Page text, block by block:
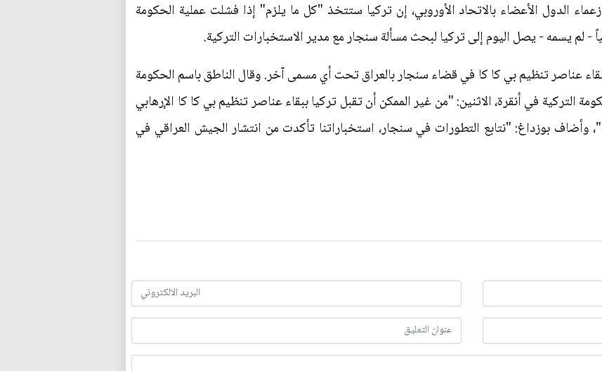
الدول الأعضاء بالاتحاد الأوروبي، إن تركيا ستتخذ "كل ما يلزم" إذا فشلت عملية الحكومة
- لم يسمه - يصل اليوم إلى تركيا لبحث مسألة سنجار مع مدير الاستخبارات التركية.
عناصر تنظيم بي كا كا في قضاء سنجار بالعراق تحت أي مسمى آخر. وقال الناطق باسم الحكومة
في أنقرة، الاثنين: "من غير الممكن أن تقبل تركيا ببقاء عناصر تنظيم بي كا كا الإرهابي
بوزداغ: "نتابع التطورات في سنجار، استخباراتنا تأكدت من انتشار الجيش العراقي في